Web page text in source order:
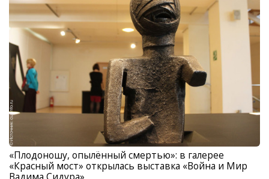
«Плодоношу, опылённый смертью»: в галерее
«Красный мост» открылась выставка «Война и Мир